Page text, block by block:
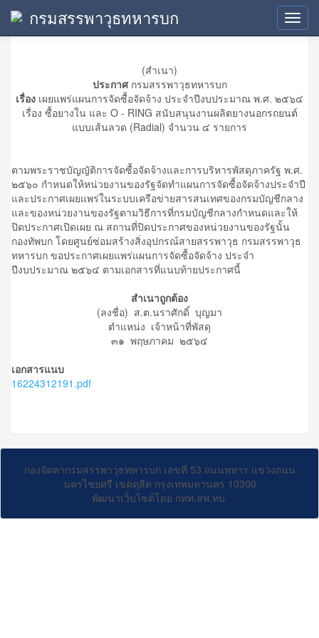
กรมสรรพาวุธทหารบก
ประกาศเผยแพร่แผน
(สำเนา)
ประกาศกรมสรรพาวุธทหารบก
เรื่อง เผยแพร่แผนการจัดซื้อจัดจ้าง ประจำปีงบประมาณ พ.ศ. ๒๕๖๔
เรื่อง ซื้อยางใน และ O - RING สนับสนุนงานผลิตยางนอกรถยนต์
แบบเส้นลวด (Radial) จำนวน ๔ รายการ
ตามพระราชบัญญัติการจัดซื้อจัดจ้างและการบริหารพัสดุภาครัฐ พ.ศ.
๒๕๖๐ กำหนดให้หน่วยงานของรัฐจัดทำแผนการจัดซื้อจัดจ้างประจำปี
และประกาศเผยแพร่ในระบบเครือข่ายสารสนเทศของกรมบัญชีกลาง
และของหน่วยงานของรัฐตามวิธีการที่กรมบัญชีกลางกำหนดและให้
ปิดประกาศเปิดเผย ณ สถานที่ปิดประกาศของหน่วยงานของรัฐนั้น
กองทัพบก โดยศูนย์ซ่อมสร้างสิ่งอุปกรณ์สายสรรพาวุธ กรมสรรพาวุธ
ทหารบก ขอประกาศเผยแพร่แผนการจัดซื้อจัดจ้าง ประจำ
ปีงบประมาณ ๒๕๖๔ ตามเอกสารที่แนบท้ายประกาศนี้
สำเนาถูกต้อง
(ลงชื่อ) ส.ต.นราศักดิ์ บุญมา
ตำแหน่ง เจ้าหน้าที่พัสดุ
๓๑ พฤษภาคม ๒๕๖๔
เอกสารแนบ
16224312191.pdf
กองจัดหากรมสรรพาวุธทหารบก เลขที่ 53 ถนนทหาร แขวงถนน
นครไชยศรี เขตดุสิต กรุงเทพมหานคร 10300
พัฒนาเว็บไซต์โดย กทท.สพ.ทบ.